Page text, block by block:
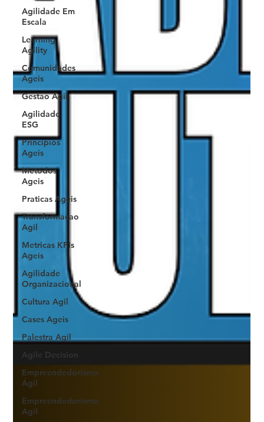
Agilidade Em
Escala
Learning
Agility
Comunidades
Ageis
Gestao Agil
Agilidade
ESG
Principios
Ageis
Metodos
Ageis
Praticas Ageis
Transformacao
Agil
Metricas KPIs
Ageis
Agilidade
Organizacional
Cultura Agil
Cases Ageis
Palestra Agil
Agile Decision
Empreendedorismo
Ágil
Empreendedorismo
Agil